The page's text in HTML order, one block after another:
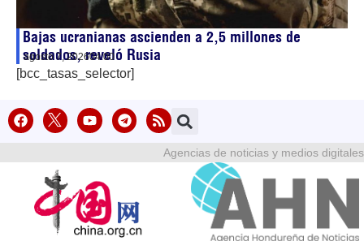
Bajas ucranianas ascienden a 2,5 millones de
soldados, reveló Rusia
agosto 7, 202604:00
[bcc_tasas_selector]
Agencias de noticias y medios digitales